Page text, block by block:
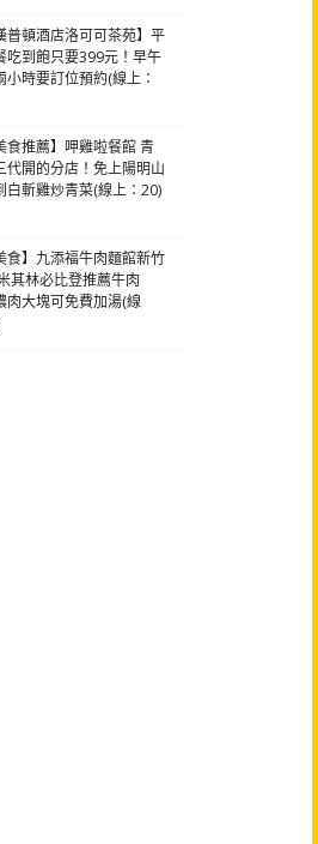
普頓酒店洛可可茶苑】平
吃到飽只要399元！早午
小時要訂位預約(線上：
食推薦】呷雞啦餐館 青
代開的分店！免上陽明山
白斬雞炒青菜(線上：20)
食】九添福牛肉麵館新竹
其林必比登推薦牛肉
肉大塊可免費加湯(線